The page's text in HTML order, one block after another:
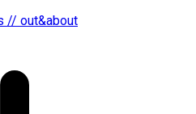
// out&about